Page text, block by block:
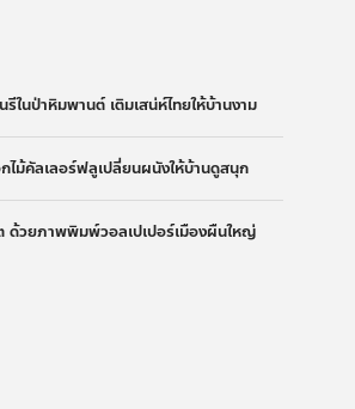
ในป่าหิมพานต์ เติมเสน่ห์ไทยให้บ้านงาม
ม้คัลเลอร์ฟลูเปลี่ยนผนังให้บ้านดูสนุก
ด้วยภาพพิมพ์วอลเปเปอร์เมืองผืนใหญ่